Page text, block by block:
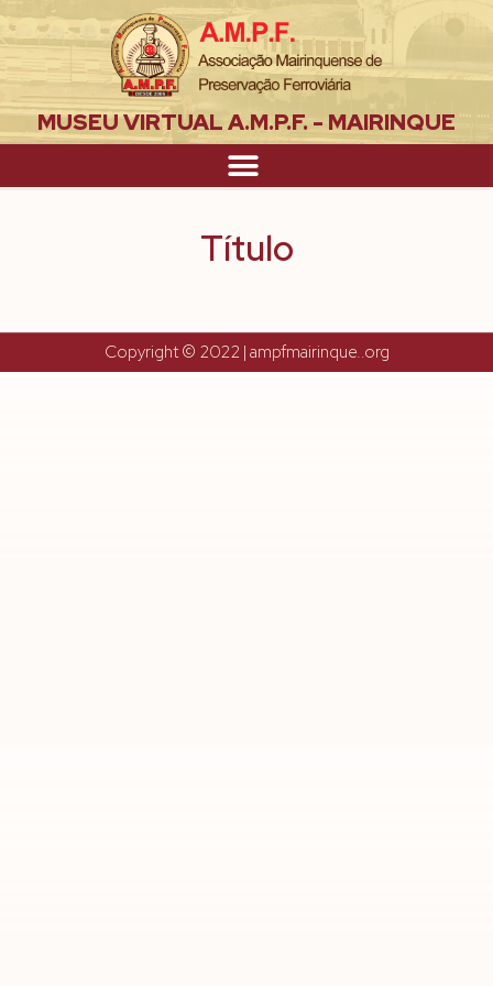
MUSEU VIRTUAL A.M.P.F. - MAIRINQUE
Título
Copyright © 2022 | ampfmairinque..org